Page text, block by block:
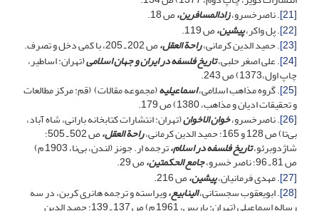
[21] . ناصرخسرو،زادالمسافرین،ص 18.
[22] . پل واکر،پیشین،ص 119.
[23] . حمید الدین کرمانی،راحة العقل،ص 202 ـ 205، با کمی دخل و تصرف.
[24] . علی اصغر حلبی،تاریخ فلسفه در ایران و جهان اسلامی(تهران: اساطیر،
چاپ اول،‌1373) ص 243.
[25] . گروه مذاهب اسلامی،اسماعیلیه(مجموعه مقالات) (قم: مرکز مطالعات
و تحقیقات ادیان و مذاهب، 1380) ص 179.
[26] . ناصرخسرو،خوان الاخوان(تهران: انتشارات کتابخانه بارانی، شاه آباد،
بی‌تا) ص 128 و 165؛ حمید الدین کرمانی، راحة العقل، ص 502 ـ 505؛
شاژدوبرئو،تاریخ فلسفه در اسلام، ترجمه ار. جونز (لندن، بی‌نا، 1903 م)
ص 81 ـ 96؛ ناصر خسرو، جامع الحکمتین،ص 29.
[27] . مهدی فرمانیان،پیشین،ص 216.
[28] . ابویعقوب سجستانی،الینابیع،ویراسته و ترجمه هانری کربن، در سه